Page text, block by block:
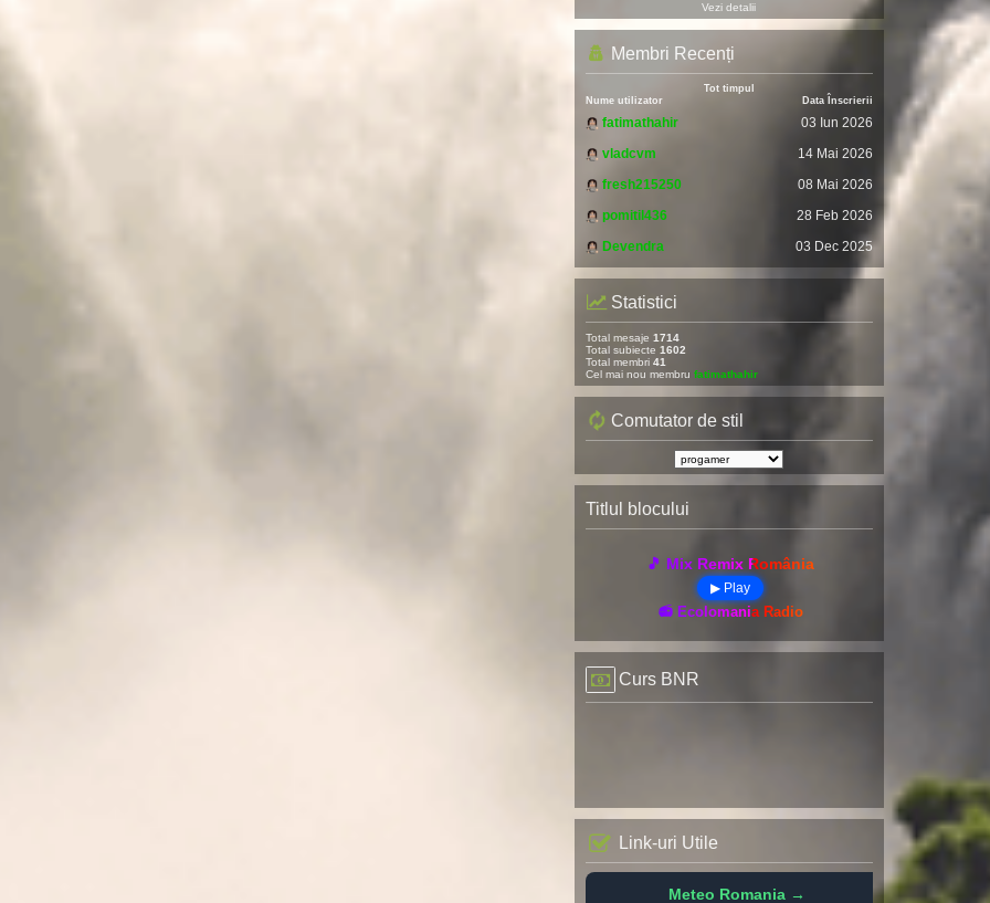
Vezi detalii
Membri Recenți
Tot timpul
Nume utilizator
Data Înscrierii
fatimathahir
03 Iun 2026
vladcvm
14 Mai 2026
fresh215250
08 Mai 2026
pomitil436
28 Feb 2026
Devendra
03 Dec 2025
Statistici
Total mesaje 1714
Total subiecte 1602
Total membri 41
Cel mai nou membru fatimathahir
Comutator de stil
Titlul blocului
🎵 Mix Remix România
▶ Play
📻 Ecolomania Radio
Curs BNR
Link-uri Utile
Meteo Romania →